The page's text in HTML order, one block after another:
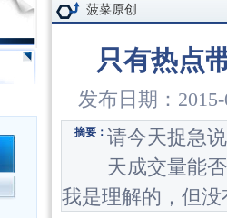
菠菜原创
只有热点
发布日期：
摘要： 请今天捉急
天成交量能
我是理解的，但